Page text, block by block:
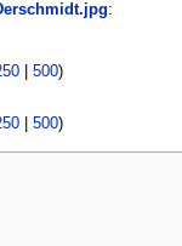
:
| 500)
| 500)